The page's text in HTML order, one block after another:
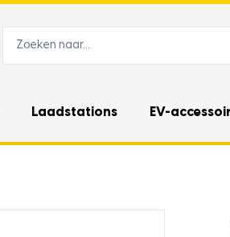
Laadstations EV-